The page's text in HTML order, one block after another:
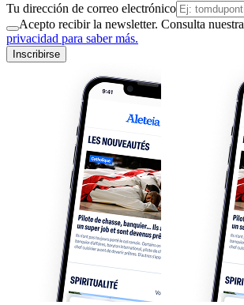
Tu dirección de correo electrónico
Acepto recibir la newsletter. Consulta nuestra
privacidad para saber más.
Inscribirse